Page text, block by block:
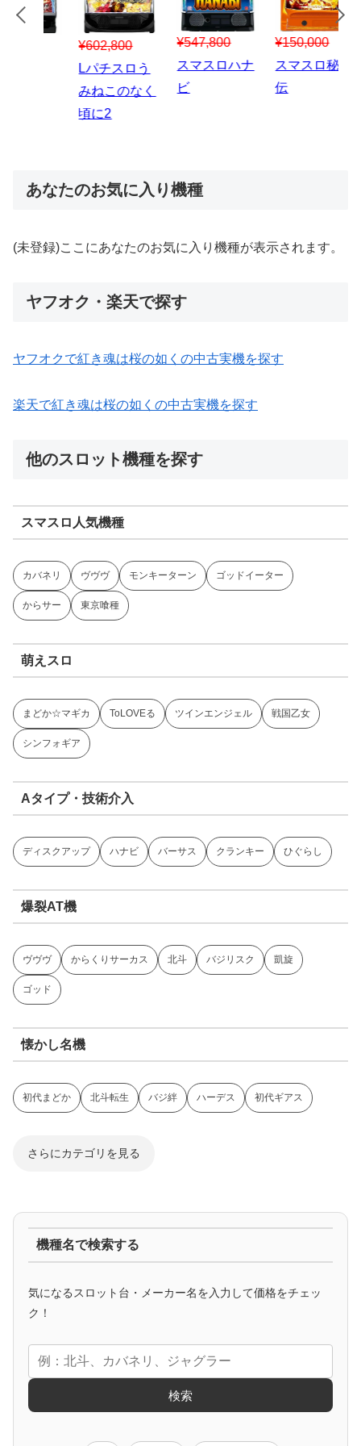
¥547,800
スマスロハナ
¥150,000
スマスロ秘宝
伝
¥1,867,800
Lパチスロ 炎
炎ノ消防隊2
あなたのお気に入り機種
(未登録)ここにあなたのお気に入り機種が表示されます。
ヤフオク・楽天で探す
ヤフオクで紅き魂は桜の如くの中古実機を探す
楽天で紅き魂は桜の如くの中古実機を探す
他のスロット機種を探す
スマスロ人気機種
カバネリ ヴヴヴ モンキーターン ゴッドイーター
からサー 東京喰種
萌えスロ
まどか☆マギカ ToLOVEる ツインエンジェル 戦国乙女
シンフォギア
Aタイプ・技術介入
ディスクアップ ハナビ バーサス クランキー ひぐらし
爆裂AT機
ヴヴヴ からくりサーカス 北斗 バジリスク 凱旋
ゴッド
懐かし名機
初代まどか 北斗転生 バジ絆 ハーデス 初代ギアス
さらにカテゴリを見る
アニメタイアップ
エヴァ コードギアス 化物語 炎炎ノ消防隊
機種名で検索する
気になるスロット台・メーカー名を入力して価格をチェッ
ク！
検索